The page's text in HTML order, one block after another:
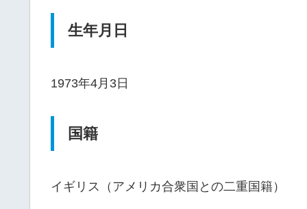
生年月日
1973年4月3日
国籍
イギリス（アメリカ合衆国との二重国籍）